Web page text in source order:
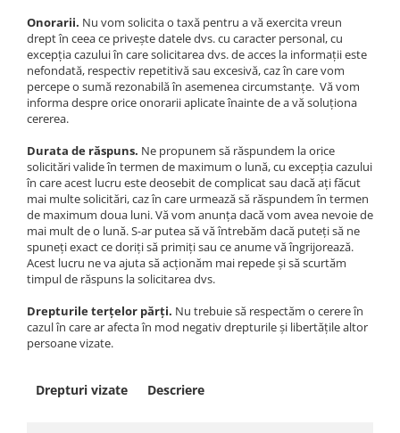
Onorarii. Nu vom solicita o taxă pentru a vă exercita vreun
drept în ceea ce privește datele dvs. cu caracter personal, cu
excepția cazului în care solicitarea dvs. de acces la informații este
nefondată, respectiv repetitivă sau excesivă, caz în care vom
percepe o sumă rezonabilă în asemenea circumstanțe. Vă vom
informa despre orice onorarii aplicate înainte de a vă soluționa
cererea.
Durata de răspuns. Ne propunem să răspundem la orice
solicitări valide în termen de maximum o lună, cu excepția cazului
în care acest lucru este deosebit de complicat sau dacă ați făcut
mai multe solicitări, caz în care urmează să răspundem în termen
de maximum doua luni. Vă vom anunța dacă vom avea nevoie de
mai mult de o lună. S-ar putea să vă întrebăm dacă puteți să ne
spuneți exact ce doriți să primiți sau ce anume vă îngrijorează.
Acest lucru ne va ajuta să acționăm mai repede și să scurtăm
timpul de răspuns la solicitarea dvs.
Drepturile terțelor părți. Nu trebuie să respectăm o cerere în
cazul în care ar afecta în mod negativ drepturile și libertățile altor
persoane vizate.
Drepturi vizate Descriere